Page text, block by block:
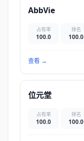
AbbVie
占有率
100.0
排名
100.0
查看 →
位元堂
占有率
100.0
排名
100.0